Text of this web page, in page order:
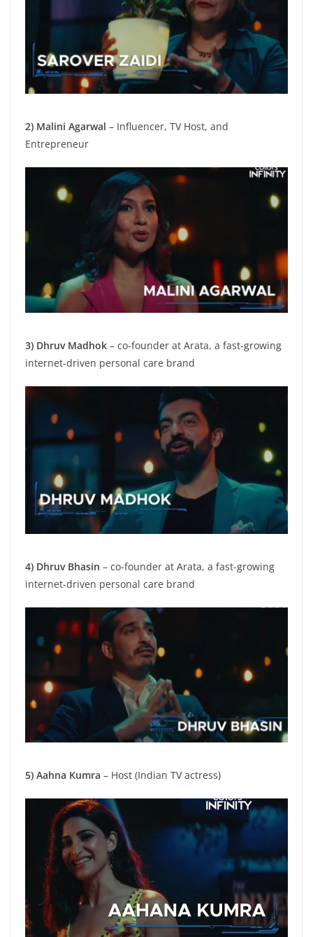
2) Malini Agarwal – Influencer, TV Host, and
Entrepreneur
3) Dhruv Madhok – co-founder at Arata, a fast-growing
internet-driven personal care brand
4) Dhruv Bhasin – co-founder at Arata, a fast-growing
internet-driven personal care brand
5) Aahna Kumra – Host (Indian TV actress)